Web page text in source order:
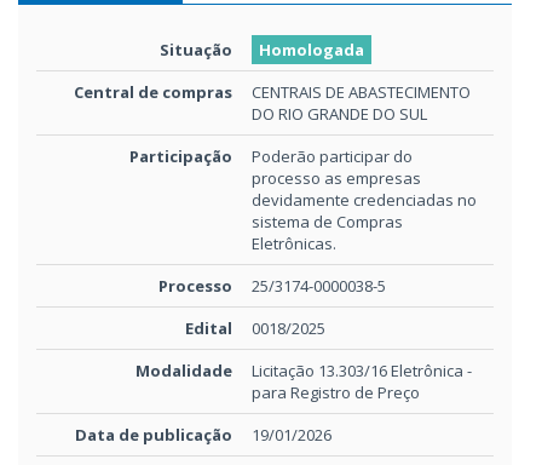
Situação
Homologada
Central de compras
CENTRAIS DE ABASTECIMENTO
DO RIO GRANDE DO SUL
Participação
Poderão participar do
processo as empresas
devidamente credenciadas no
sistema de Compras
Eletrônicas.
Processo
25/3174-0000038-5
Edital
0018/2025
Modalidade
Licitação 13.303/16 Eletrônica -
para Registro de Preço
Data de publicação
19/01/2026